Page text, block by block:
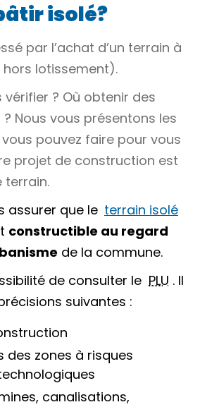
isolé?
par l’achat d’un terrain à
lotissement).
? Où obtenir des
Nous vous présentons les
pouvez faire pour vous
projet de construction est
terrain.
assurer que le terrain isolé
constructible au regard
de la commune.
de consulter le PLU . Il
suivantes :
des zones à risques
canalisations,